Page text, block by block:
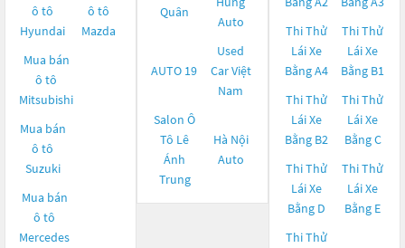
ô tô
Hyundai
ô tô
Mazda
Mua bán
ô tô
Mitsubishi
Mua bán
ô tô
Suzuki
Mua bán
ô tô
Mercedes
Quân
Auto
AUTO 19
Used
Car Việt
Nam
Salon Ô
Tô Lê
Ánh
Trung
Hà Nội
Auto
Thi Thử
Lái Xe
Bằng A4
Thi Thử
Lái Xe
Bằng B1
Thi Thử
Lái Xe
Bằng B2
Thi Thử
Lái Xe
Bằng C
Thi Thử
Lái Xe
Bằng D
Thi Thử
Lái Xe
Bằng E
Thi Thử